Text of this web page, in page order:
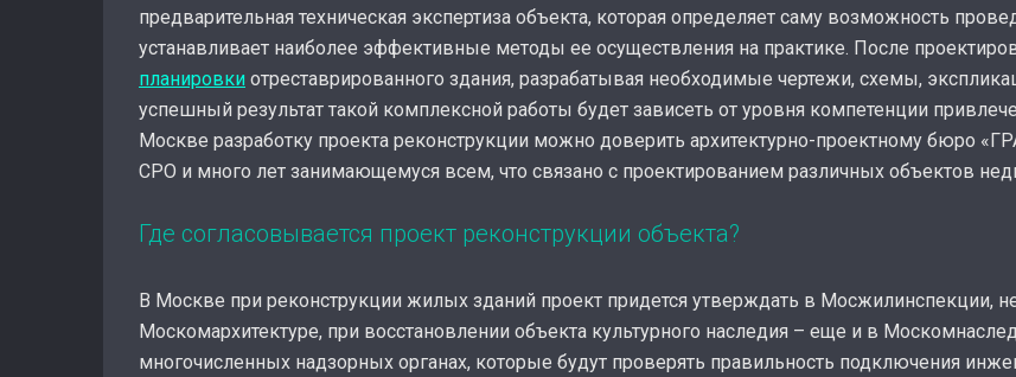
предварительная техническая экспертиза объекта, которая определяет саму возможность
устанавливает наиболее эффективные методы ее осуществления на практике. После
планировки отреставрированного здания, разрабатывая необходимые чертежи, схемы,
успешный результат такой комплексной работы будет зависеть от уровня компетенции
Москве разработку проекта реконструкции можно доверить архитектурно-проектному бюро
СРО и много лет занимающемуся всем, что связано с проектированием различных объектов
Где согласовывается проект реконструкции объекта?
В Москве при реконструкции жилых зданий проект придется утверждать в Мосжилинспекции,
Москомархитектуре, при восстановлении объекта культурного наследия – еще и в
многочисленных надзорных органах, которые будут проверять правильность подключения